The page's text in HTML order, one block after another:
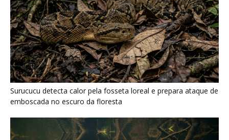
Poraquê sincroniza descargas elétricas em grupo para
amplificar campo elétrico e atordoar cardumes de peixes
maiores na Amazônia